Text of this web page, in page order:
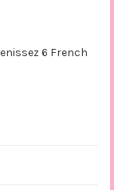
6 French